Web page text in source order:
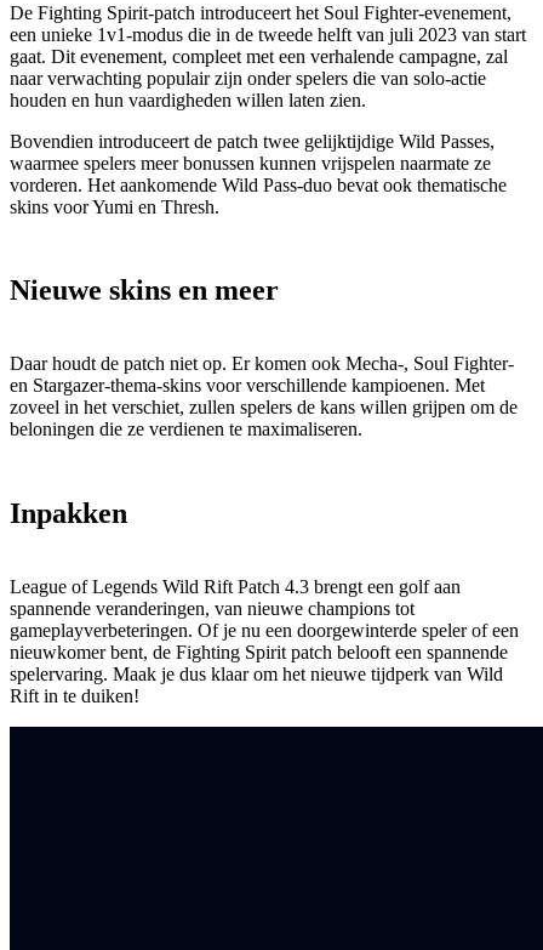
De Fighting Spirit-patch introduceert het Soul Fighter-evenement,
een unieke 1v1-modus die in de tweede helft van juli 2023 van start
gaat. Dit evenement, compleet met een verhalende campagne, zal
naar verwachting populair zijn onder spelers die van solo-actie
houden en hun vaardigheden willen laten zien.
Bovendien introduceert de patch twee gelijktijdige Wild Passes,
waarmee spelers meer bonussen kunnen vrijspelen naarmate ze
vorderen. Het aankomende Wild Pass-duo bevat ook thematische
skins voor Yumi en Thresh.
Nieuwe skins en meer
Daar houdt de patch niet op. Er komen ook Mecha-, Soul Fighter-
en Stargazer-thema-skins voor verschillende kampioenen. Met
zoveel in het verschiet, zullen spelers de kans willen grijpen om de
beloningen die ze verdienen te maximaliseren.
Inpakken
League of Legends Wild Rift Patch 4.3 brengt een golf aan
spannende veranderingen, van nieuwe champions tot
gameplayverbeteringen. Of je nu een doorgewinterde speler of een
nieuwkomer bent, de Fighting Spirit patch belooft een spannende
spelervaring. Maak je dus klaar om het nieuwe tijdperk van Wild
Rift in te duiken!